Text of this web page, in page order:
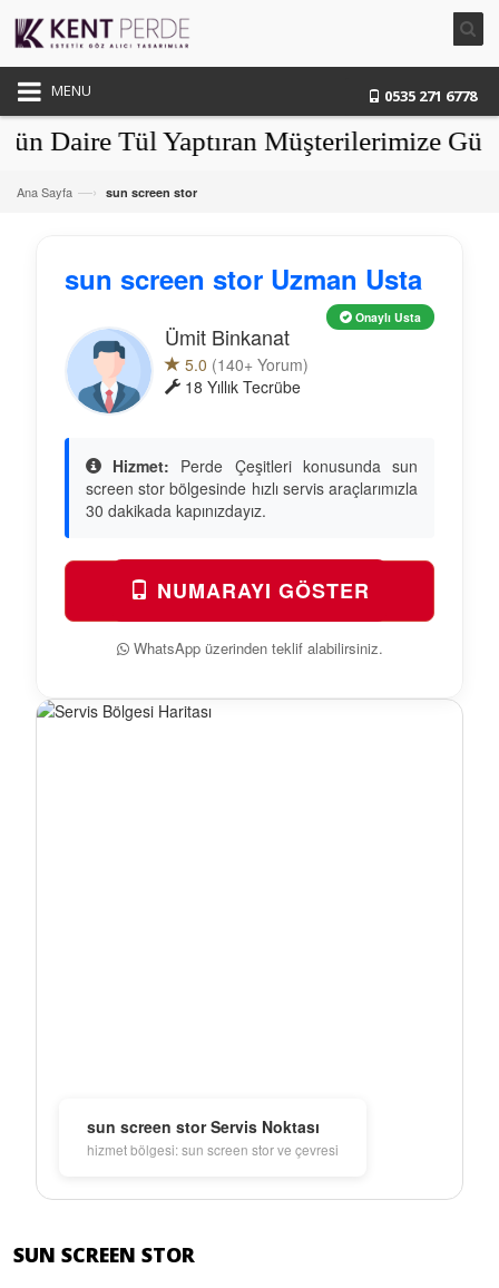
0535 271 6778
MENU
Tül Yaptıran Müşterilerimize
Ana Sayfa —› sun screen stor
sun screen stor Uzman Usta
Onaylı Usta
Ümit Binkanat
5.0 (140+ Yorum)
18 Yıllık Tecrübe
Hizmet: Perde Çeşitleri konusunda sun
screen stor bölgesinde hızlı servis araçlarımızla
30 dakikada kapınızdayız.
NUMARAYI GÖSTER
WhatsApp üzerinden teklif alabilirsiniz.
sun screen stor Servis Noktası
hizmet bölgesi: sun screen stor ve çevresi
SUN SCREEN STOR